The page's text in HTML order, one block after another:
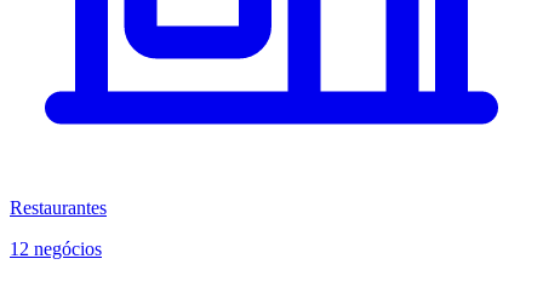
Restaurantes
12 negócios